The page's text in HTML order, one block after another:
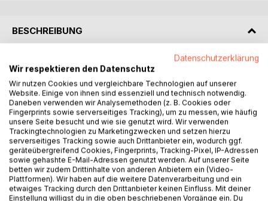
BESCHREIBUNG
Fiete, ein obdachloser mongoloider Junge, kiebitzt seit
langer Zeit bei den Backgammonspielern in der Stadt, um
das faszinierende Spiel zu erlernen. In einer dieser Nächte
bekommt Fiete mit, wie mehrere Männer nach einer
Prügelei einen Toten verladen. Obwohl er beunruhigt nach
Hilfe sucht, nimmt ihn keiner ernst. Die Obdachlosen der
Stadt sind erst gewarnt, nachdem der ein oder andere
Kumpel verschwunden ist, halten sich aber der Polizei
gegenüber bedeckt. Erst ein Leichenfund während der
Maisernte offenbart, das Fiete mit seinen Erzählungen
Recht hatte. Hauptkommissar Heino Kleinemeier, der Leiter
Datenschutzerklärung
Wir respektieren den Datenschutz
Wir nutzen Cookies und vergleichbare Technologien auf unserer
Website. Einige von ihnen sind essenziell und technisch notwendig.
Daneben verwenden wir Analysemethoden (z. B. Cookies oder
Fingerprints sowie serverseitiges Tracking), um zu messen, wie häufig
unsere Seite besucht und wie sie genutzt wird. Wir verwenden
Trackingtechnologien zu Marketingzwecken und setzen hierzu
serverseitiges Tracking sowie auch Drittanbieter ein, wodurch ggf.
geräteübergreifend Cookies, Fingerprints, Tracking-Pixel, IP-Adressen
sowie gehashte E-Mail-Adressen genutzt werden. Auf unserer Seite
betten wir zudem Drittinhalte von anderen Anbietern ein (Video-
Plattformen). Wir haben auf die weitere Datenverarbeitung und ein
etwaiges Tracking durch den Drittanbieter keinen Einfluss. Mit deiner
Einstellung willigst du in die oben beschriebenen Vorgänge ein. Du